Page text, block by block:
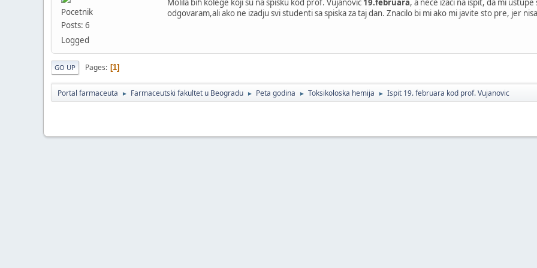
Pocetnik
Posts: 6
Logged
Molila bih kolege koji su na spisku kod prof. Vujanovic 19.februara, a nece izaci na ispit, da mi
odgovaram,ali ako ne izadju svi studenti sa spiska za taj dan. Znacilo bi mi ako mi javite sto pre, jer
GO UP Pages 1
Portal farmaceuta ► Farmaceutski fakultet u Beogradu ► Peta godina ► Toksikoloska hemija ► Ispit 19. februara kod prof. Vujanovic